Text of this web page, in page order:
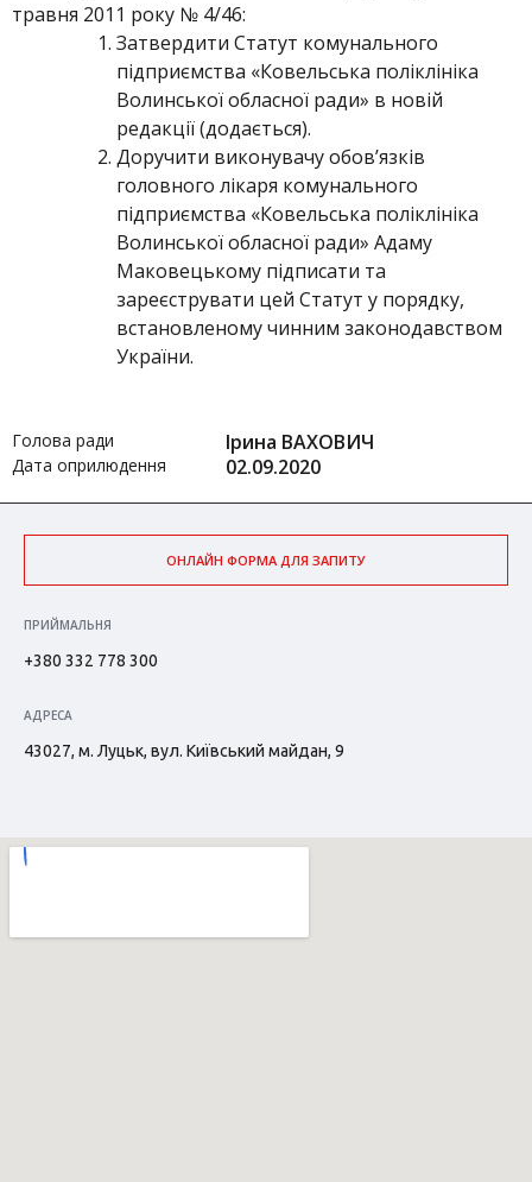
травня 2011 року № 4/46:
Затвердити Статут комунального
підприємства «Ковельська поліклініка
Волинської обласної ради» в новій
редакції (додається).
Доручити виконувачу обов’язків
головного лікаря комунального
підприємства «Ковельська поліклініка
Волинської обласної ради» Адаму
Маковецькому підписати та
зареєструвати цей Статут у порядку,
встановленому чинним законодавством
України.
Голова ради Ірина ВАХОВИЧ
Дата оприлюдення 02.09.2020
ОНЛАЙН ФОРМА ДЛЯ ЗАПИТУ
ПРИЙМАЛЬНЯ
+380 332 778 300
АДРЕСА
43027, м. Луцьк, вул. Київський майдан, 9